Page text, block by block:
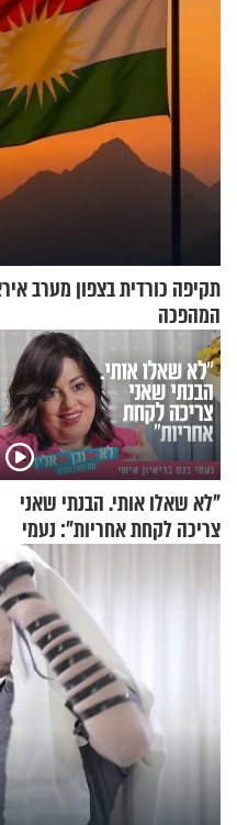
תקיפה כורדית בצפון מערב
המהפכה
"לא שאלו אותי. הבנתי שאני
צריכה לקחת אחריות": נעמי